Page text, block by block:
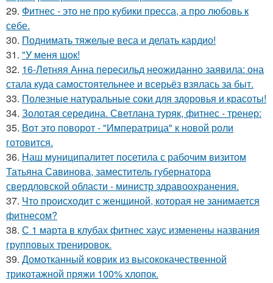
29. Фитнес - это не про кубики пресса, а про любовь к
себе.
30. Поднимать тяжелые веса и делать кардио!
31. "У меня шок!
32. 16-Летняя Анна пересильд неожиданно заявила: она
стала куда самостоятельнее и всерьёз взялась за быт.
33. Полезные натуральные соки для здоровья и красоты!
34. Золотая середина. Светлана туряк, фитнес - тренер:
35. Вот это поворот - "Императрица" к новой роли
готовится.
36. Наш муниципалитет посетила с рабочим визитом
Татьяна Савинова, заместитель губернатора
свердловской области - министр здравоохранения.
37. Что происходит с женщиной, которая не занимается
фитнесом?
38. С 1 марта в клубах фитнес хаус изменены названия
групповых тренировок.
39. Домотканный коврик из высококачественной
трикотажной пряжи 100% хлопок.